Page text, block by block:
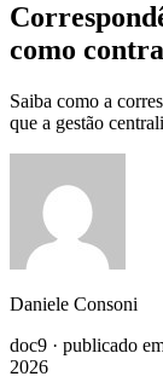
como
Saiba como a
que a gestão
Daniele Consoni
doc9 · publicado
2026